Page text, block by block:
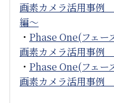
画素カメラ活用事例
編～
・ Phase One(フェ
画素カメラ活用事例
・ Phase One(フェ
画素カメラ活用事例